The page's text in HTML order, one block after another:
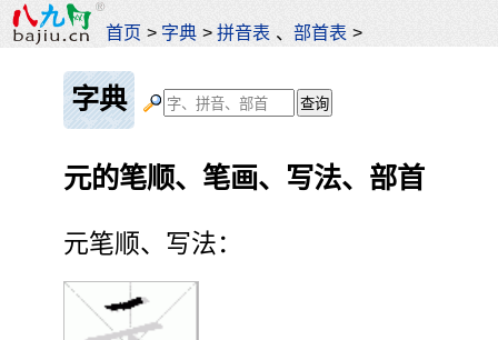
首页 > 字典 >拼音表 、部首表 >
字典
元的笔顺、笔画、写法、部首
元笔顺、写法：